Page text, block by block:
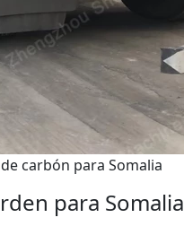
carbón para Somalia
para Somalia